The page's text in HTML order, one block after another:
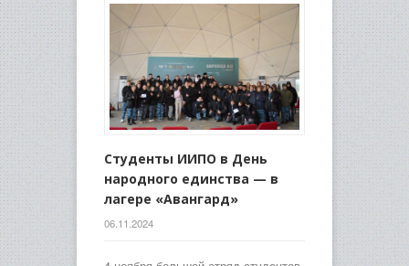
Студенты ИИПО в День
народного единства — в
лагере «Авангард»
06.11.2024